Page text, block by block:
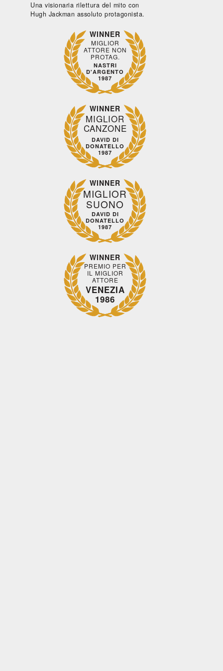
NEGLI
ABISSI
Guarda
subito
Guarda
subito
Guarda
subito
Una visionaria rilettura del mito con
Hugh Jackman assoluto protagonista.
WINNER
MIGLIOR
ATTORE NON
PROTAG.
NASTRI
D'ARGENTO
1987
WINNER
MIGLIOR
CANZONE
DAVID DI
DONATELLO
1987
WINNER
MIGLIOR
SUONO
DAVID DI
DONATELLO
1987
WINNER
PREMIO PER
IL MIGLIOR
ATTORE
VENEZIA
1986